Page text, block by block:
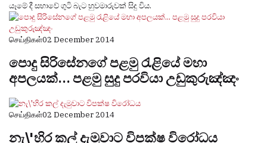
යෑමේ දී සභාවේ ගුටි බැට හුවමාරුවක් සිදු විය.
செய்திகள்02 December 2014
පොදු සිරිසේනගේ පළමු රැළියේ මහා
අපලයක්... පළමු සුදු පරවියා උඩුකුරුඤ්ඤං
செய்திகள்02 December 2014
නැ\'හිර කල් දැමුවාට විපක්ෂ විරෝධය